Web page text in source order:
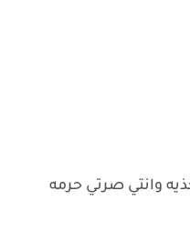
وانتي صرتي حرمه